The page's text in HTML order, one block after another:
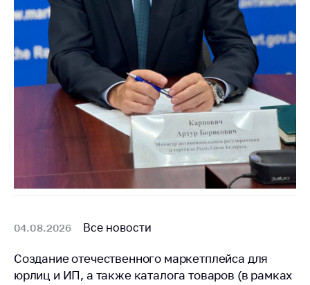
Сообщить о росте
цен
Ценообразование
на лекарственные
средства, изделия
медицинского
назначения и
медицинскую
технику
Решение Комиссии
по установлению
факта нарушения
антимонопольного
Предостережения и
04.08.2026 Все новости
Создание отечественного маркетплейса для
юрлиц и ИП, а также каталога товаров (в рамках